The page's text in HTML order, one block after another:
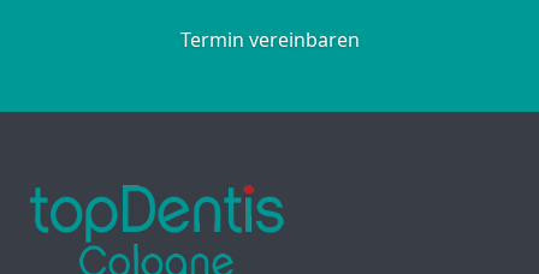
Termin vereinbaren